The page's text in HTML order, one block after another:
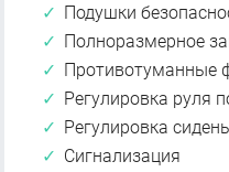
Подушки
Полноразмерное
Противотуманные
Регулировка руля
Регулировка
Сигнализация